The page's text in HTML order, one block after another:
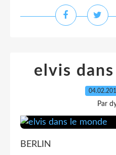
elvis
Par
BERLIN